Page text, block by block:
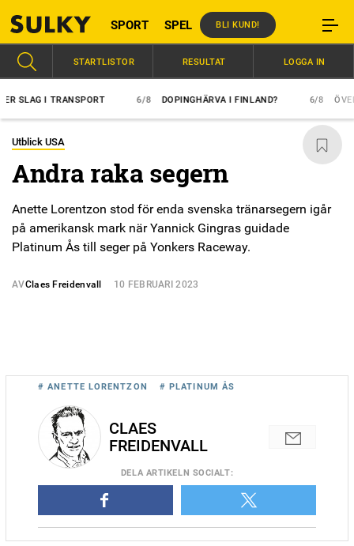
SPORT SPEL BLI KUND!
I TRANSPORT DOPINGHÄRVA I FINLAND?
STARTLISTOR RESULTAT LOGGA IN
Utblick USA
Andra raka segern
Anette Lorentzon stod för enda svenska tränarsegern igår
på amerikansk mark när Yannick Gingras guidade
Platinum Ås till seger på Yonkers Raceway.
AVClaes Freidenvall 10 FEBRUARI 2023
# ANETTE LORENTZON # PLATINUM ÅS
CLAES
FREIDENVALL
DELA ARTIKELN SOCIALT: